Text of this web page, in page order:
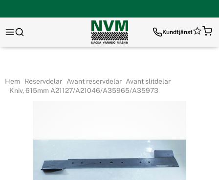
Kundtjänst
Hem Reservdelar Avant reservdelar Avant slitdelar
Kniv, 615mm A21127/A21046/A35965/A35973